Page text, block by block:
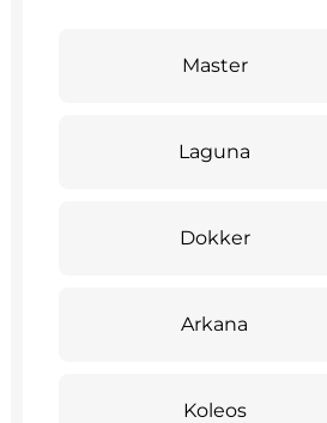
Master
Laguna
Dokker
Arkana
Koleos